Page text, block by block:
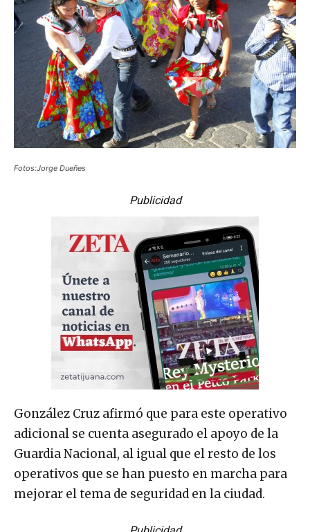
Fotos:Jorge Dueñes
Publicidad
González Cruz afirmó que para este operativo
adicional se cuenta asegurado el apoyo de la
Guardia Nacional, al igual que el resto de los
operativos que se han puesto en marcha para
mejorar el tema de seguridad en la ciudad.